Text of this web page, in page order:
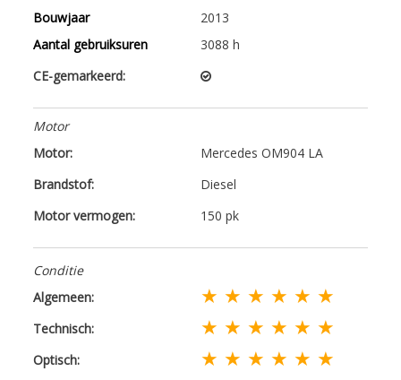
Bouwjaar
2013
Aantal gebruiksuren
3088 h
CE-gemarkeerd:
Motor
Motor:
Mercedes OM904 LA
Brandstof:
Diesel
Motor vermogen:
150 pk
Conditie
Algemeen:
★ ★ ★ ★ ★ ★
Technisch: ★ ★ ★ ★ ★ ★
Optisch: ★ ★ ★ ★ ★ ★